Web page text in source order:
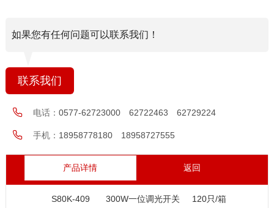
如果您有任何问题可以联系我们！
联系我们
电话： 0577-62723000 62722463 62729224
手机： 18958778180 18958727555
产品详情 返回
S80K-409 300W一位调光开关 120只/箱